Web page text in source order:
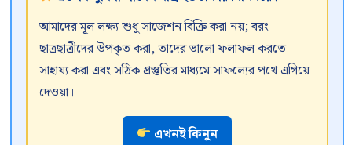
আমাদের মূল লক্ষ্য শুধু সাজেশন বিক্রি করা নয়; বরং
ছাত্রছাত্রীদের উপকৃত করা, তাদের ভালো ফলাফল করতে
সাহায্য করা এবং সঠিক প্রস্তুতির মাধ্যমে সাফল্যের পথে এগিয়ে
দেওয়া।
এখনই কিনুন